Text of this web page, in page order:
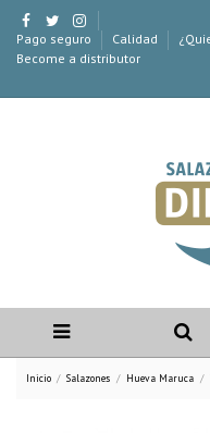
Pago seguro Calidad
Become a distributor
Inicio Salazones Hueva Maruca